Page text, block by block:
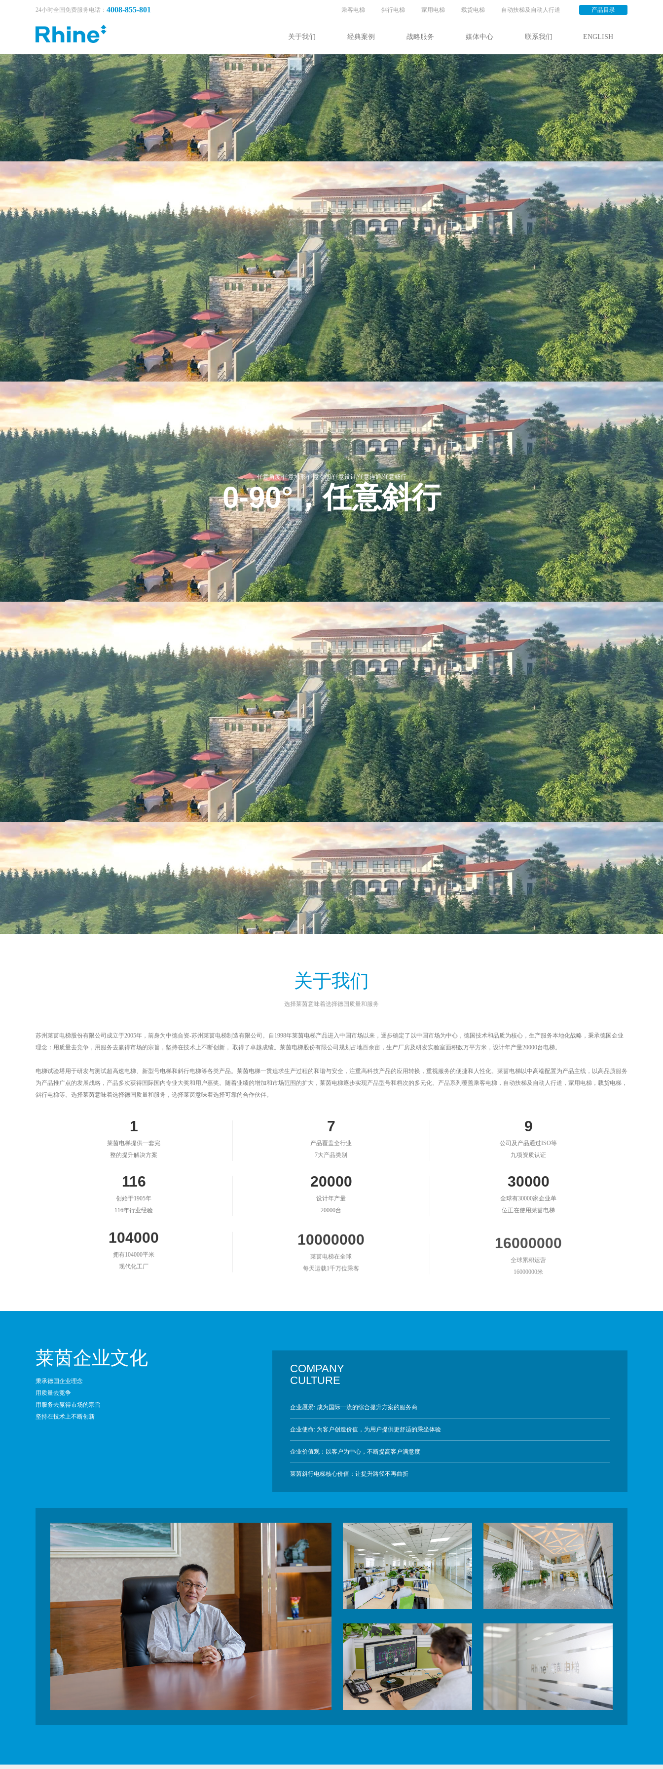
24小时全国免费服务电话： 4008-855-801 乘客电梯 斜行电梯 家用电梯 载货电梯 自动扶梯及自动人行道 产品目录
关于我们 经典案例 战略服务 媒体中心 联系我们 ENGLISH
任意角度/任意地形/任意空间/任意设计/任意连通/任意畅行
0-90°，任意斜行
关于我们
选择莱茵意味着选择德国质量和服务
苏州莱茵电梯股份有限公司成立于2005年，前身为中德合资-苏州莱茵电梯制造有限公司。自1998年莱茵电梯产品进入中国市场以来，逐步确定了以中国市场为中心，德国技术和品质为核心，生产服务本地化战略，秉承德国企业
理念：用质量去竞争，用服务去赢得市场的宗旨，坚持在技术上不断创新， 取得了卓越成绩。莱茵电梯股份有限公司规划占地百余亩，生产厂房及研发实验室面积数万平方米，设计年产量20000台电梯。
电梯试验塔用于研发与测试超高速电梯、新型号电梯和斜行电梯等各类产品。莱茵电梯一贯追求生产过程的和谐与安全，注重高科技产品的应用转换，重视服务的便捷和人性化。莱茵电梯以中高端配置为产品主线，以高品质服务
为产品推广点的发展战略，产品多次获得国际国内专业大奖和用户嘉奖。随着业绩的增加和市场范围的扩大，莱茵电梯逐步实现产品型号和档次的多元化。产品系列覆盖乘客电梯，自动扶梯及自动人行道，家用电梯，载货电梯，
斜行电梯等。选择莱茵意味着选择德国质量和服务，选择莱茵意味着选择可靠的合作伙伴。
1
莱茵电梯提供一套完
整的提升解决方案
7
产品覆盖全行业
7大产品类别
9
公司及产品通过ISO等
九项资质认证
116
创始于1905年
116年行业经验
20000
设计年产量
20000台
30000
全球有30000家企业单
位正在使用莱茵电梯
104000
拥有104000平米
现代化工厂
10000000
莱茵电梯在全球
每天运载1千万位乘客
16000000
莱茵企业文化
秉承德国企业理念
用质量去竞争
用服务去赢得市场的宗旨
坚持在技术上不断创新
COMPANY
CULTURE
企业愿景: 成为国际一流的综合提升方案的服务商
企业使命: 为客户创造价值，为用户提供更舒适的乘坐体验
企业价值观：以客户为中心，不断提高客户满意度
莱茵斜行电梯核心价值：让提升路径不再曲折